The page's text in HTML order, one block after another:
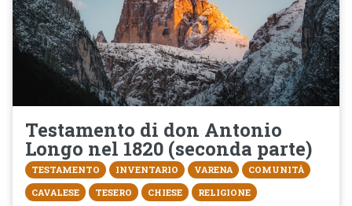
Testamento di don Antonio
Longo nel 1820 (seconda parte)
TESTAMENTO INVENTARIO VARENA
COMUNITÀ
CAVALESE
TESERO CHIESE RELIGIONE